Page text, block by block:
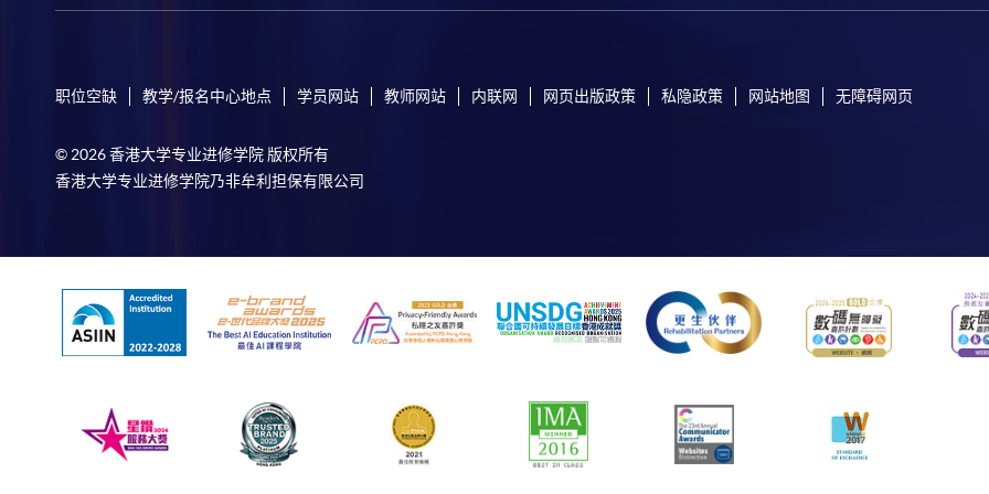
职位空缺 教学/报名中心地点 学员网站 教师网站 内联网 网页出版政策 私隐政策 网站地图 无障碍网页
© 2026 香港大学专业进修学院 版权所有
香港大学专业进修学院乃非牟利担保有限公司